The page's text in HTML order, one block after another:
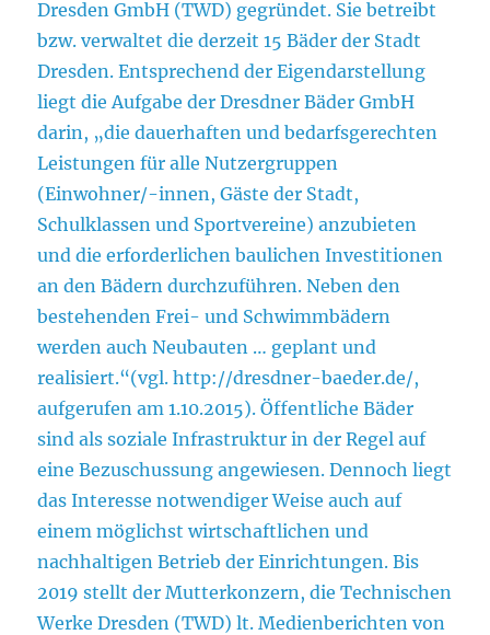
Dresden GmbH (TWD) gegründet. Sie betreibt
bzw. verwaltet die derzeit 15 Bäder der Stadt
Dresden. Entsprechend der Eigendarstellung
liegt die Aufgabe der Dresdner Bäder GmbH
darin, „die dauerhaften und bedarfsgerechten
Leistungen für alle Nutzergruppen
(Einwohner/-innen, Gäste der Stadt,
Schulklassen und Sportvereine) anzubieten
und die erforderlichen baulichen Investitionen
an den Bädern durchzuführen. Neben den
bestehenden Frei- und Schwimmbädern
werden auch Neubauten … geplant und
realisiert.“(vgl. http://dresdner-baeder.de/,
aufgerufen am 1.10.2015). Öffentliche Bäder
sind als soziale Infrastruktur in der Regel auf
eine Bezuschussung angewiesen. Dennoch liegt
das Interesse notwendiger Weise auch auf
einem möglichst wirtschaftlichen und
nachhaltigen Betrieb der Einrichtungen. Bis
2019 stellt der Mutterkonzern, die Technischen
Werke Dresden (TWD) lt. Medienberichten von